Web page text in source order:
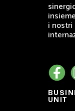
i nostri
UNIT